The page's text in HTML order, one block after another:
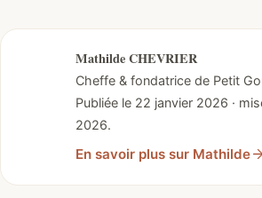
Mathilde CHEVRIER
Cheffe & fondatrice de Petit
Publiée le 22 janvier 2026 ·
2026.
En savoir plus sur Mathilde